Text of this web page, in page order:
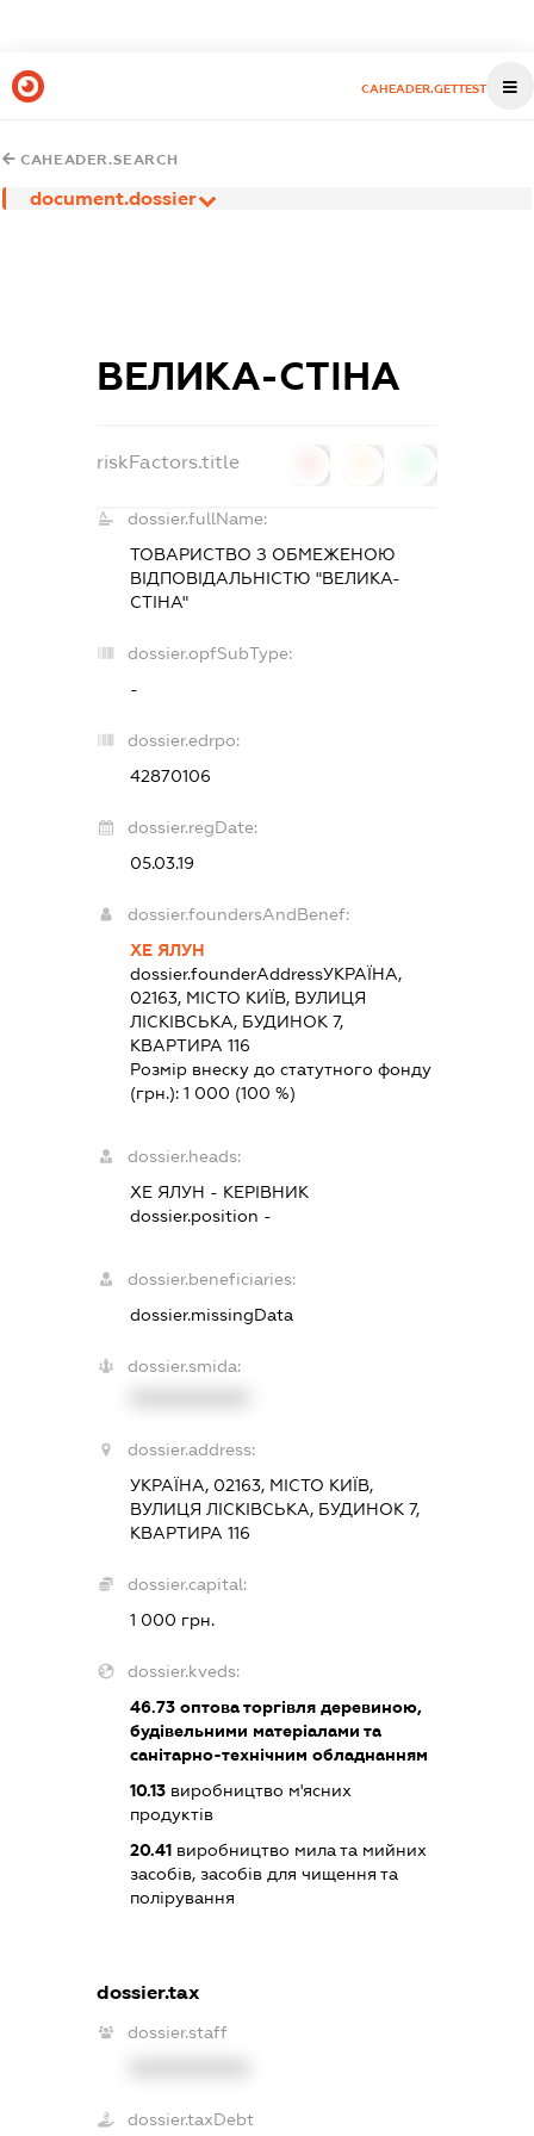
CAHEADER.GETTEST
CAHEADER.SEARCH
document.dossier
ВЕЛИКА-СТІНА
riskFactors.title
dossier.fullName:
ТОВАРИСТВО З ОБМЕЖЕНОЮ
ВІДПОВІДАЛЬНІСТЮ "ВЕЛИКА-
СТІНА"
dossier.opfSubType:
-
dossier.edrpo:
42870106
dossier.regDate:
05.03.19
dossier.foundersAndBenef:
ХЕ ЯЛУН
dossier.founderAddressУКРАЇНА,
02163, МІСТО КИЇВ, ВУЛИЦЯ
ЛІСКІВСЬКА, БУДИНОК 7,
КВАРТИРА 116
Розмір внеску до статутного фонду
(грн.): 1 000 (100 %)
dossier.heads:
ХЕ ЯЛУН - КЕРІВНИК
dossier.position -
dossier.beneficiaries:
dossier.missingData
dossier.smida:
dossier.address:
УКРАЇНА, 02163, МІСТО КИЇВ,
ВУЛИЦЯ ЛІСКІВСЬКА, БУДИНОК 7,
КВАРТИРА 116
dossier.capital:
1 000 грн.
dossier.kveds:
46.73оптова торгівля деревиною,
будівельними матеріалами та
санітарно-технічним обладнанням
10.13виробництво м'ясних
продуктів
20.41виробництво мила та мийних
засобів, засобів для чищення та
полірування
dossier.tax
dossier.staff
dossier.taxDebt